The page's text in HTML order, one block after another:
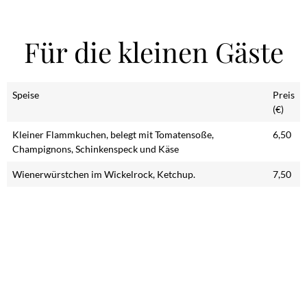
Für die kleinen Gäste
Speise
Preis
(€)
Kleiner Flammkuchen, belegt mit Tomatensoße,
Champignons, Schinkenspeck und Käse
6,50
Wienerwürstchen im Wickelrock, Ketchup. 7,50